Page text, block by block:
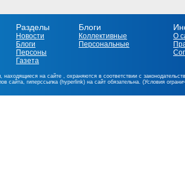
Разделы
Новости
Блоги
Персоны
Газета
Блоги
Коллективные
Персональные
О
находящиеся на сайте , охраняются в соответствии с
сайта, гиперссылка (hyperlink) на сайт обязательна. (Условия